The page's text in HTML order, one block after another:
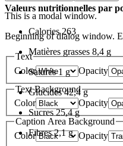
This is a modal window.
Beginning of dialog window.
Text
Color
Opacity
Text Background
Color
Opacity
Caption Area Background
Color
Opacity
Valeurs nutritionnelles par
Calories263
Matières grasses 8,4 g
Saturés1 g
Glucides42,4 g
Sucres25,4 g
Fibres2,1 g